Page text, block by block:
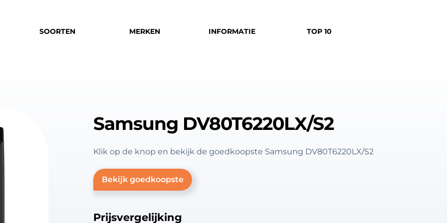
SOORTEN MERKEN INFORMATIE TOP 10
Samsung DV80T6220LX/S2
Klik op de knop en bekijk de goedkoopste Samsung DV80T6220LX/S2
Bekijk goedkoopste
Prijsvergelijking